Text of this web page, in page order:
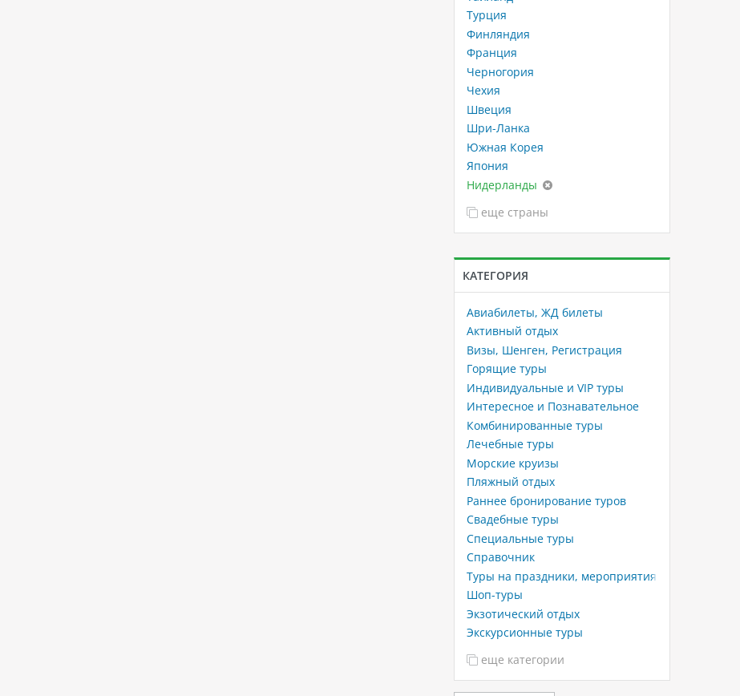
Турция
Финляндия
Франция
Черногория
Чехия
Швеция
Шри-Ланка
Южная Корея
Япония
Нидерланды
еще страны
КАТЕГОРИЯ
Авиабилеты, ЖД билеты
Активный отдых
Визы, Шенген, Регистрация
Горящие туры
Индивидуальные и VIP туры
Интересное и Познавательное
Комбинированные туры
Лечебные туры
Морские круизы
Пляжный отдых
Раннее бронирование туров
Свадебные туры
Специальные туры
Справочник
Туры на праздники, мероприятия
Шоп-туры
Экзотический отдых
Экскурсионные туры
еще категории